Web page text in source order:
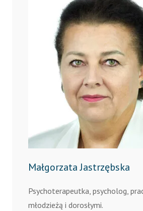
Małgorzata Jastrzębska
Psychoterapeutka, psycholog,
młodzieżą i dorosłymi.